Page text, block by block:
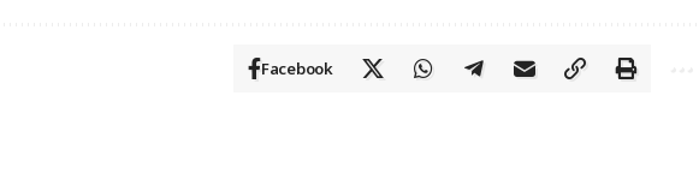
Facebook